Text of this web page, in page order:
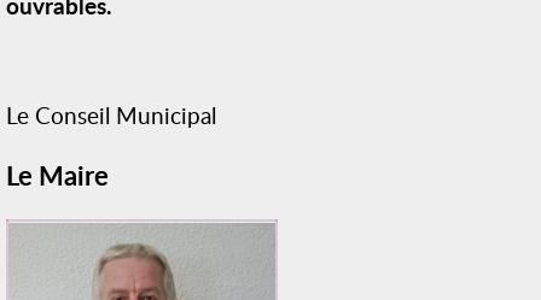
Le Conseil Municipal
Le Maire